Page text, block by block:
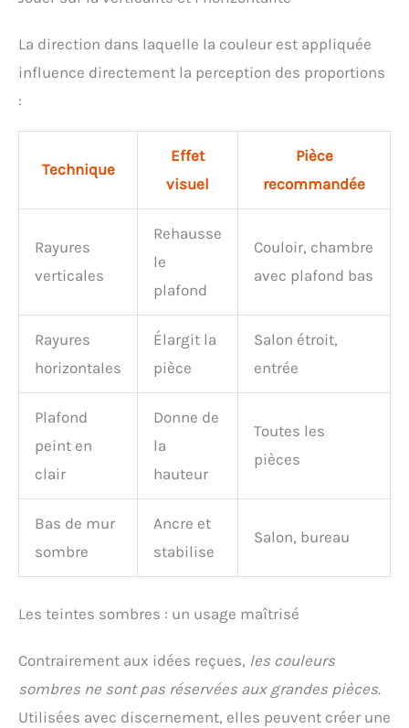
La direction dans laquelle la couleur est appliquée
influence directement la perception des proportions
:
Technique
Effet
visuel
Pièce
recommandée
Rayures
verticales
Rehausse
le
plafond
Couloir, chambre
avec plafond bas
Rayures
horizontales
Élargit la
pièce
Salon étroit,
entrée
Plafond
peint en
clair
Donne de
la
hauteur
Toutes les
pièces
Bas de mur
sombre
Ancre et
stabilise
Salon, bureau
Les teintes sombres : un usage maîtrisé
Contrairement aux idées reçues, les couleurs
sombres ne sont pas réservées aux grandes pièces.
Utilisées avec discernement, elles peuvent créer une